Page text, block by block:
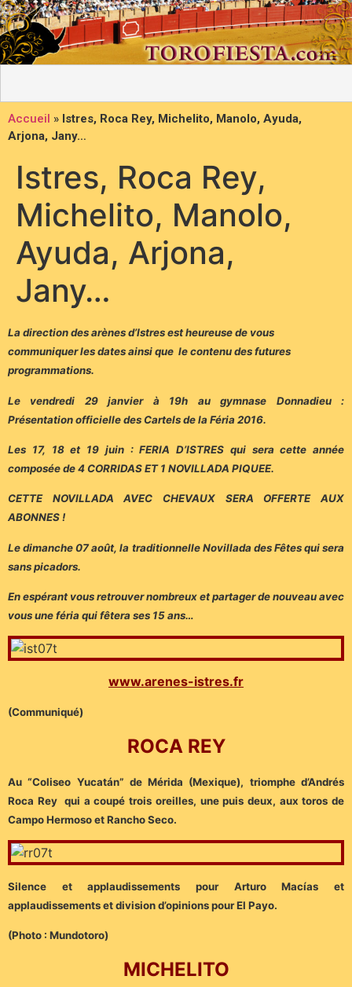
Accueil » Istres, Roca Rey, Michelito, Manolo, Ayuda,
Arjona, Jany…
Istres, Roca Rey,
Michelito, Manolo,
Ayuda, Arjona,
Jany…
La direction des arènes d’Istres est heureuse de vous
communiquer les dates ainsi que le contenu des futures
programmations.
Le vendredi 29 janvier à 19h au gymnase Donnadieu :
Présentation officielle des Cartels de la Féria 2016.
Les 17, 18 et 19 juin : FERIA D’ISTRES qui sera cette année
composée de 4 CORRIDAS ET 1 NOVILLADA PIQUEE.
CETTE NOVILLADA AVEC CHEVAUX SERA OFFERTE AUX
ABONNES !
Le dimanche 07 août, la traditionnelle Novillada des Fêtes qui sera
sans picadors.
En espérant vous retrouver nombreux et partager de nouveau avec
vous une féria qui fêtera ses 15 ans…
www.arenes-istres.fr
(Communiqué)
ROCA REY
Au “Coliseo Yucatán” de Mérida (Mexique), triomphe d’Andrés
Roca Rey qui a coupé trois oreilles, une puis deux, aux toros de
Campo Hermoso et Rancho Seco.
Silence et applaudissements pour Arturo Macías et
applaudissements et division d’opinions pour El Payo.
(Photo : Mundotoro)
MICHELITO